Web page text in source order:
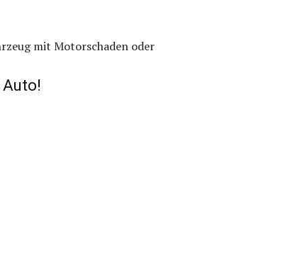
mit Motorschaden oder